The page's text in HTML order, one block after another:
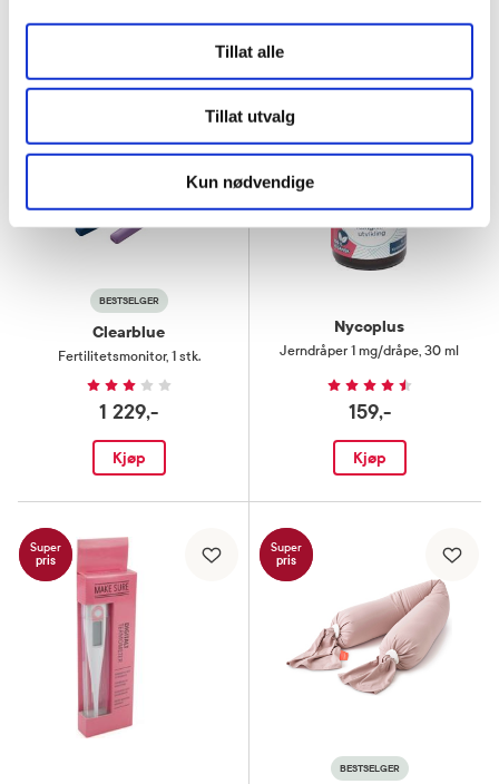
Tillat alle
Tillat utvalg
Kun nødvendige
Super
pris
BESTSELGER
Clearblue
Fertilitetsmonitor, 1 stk.
1 229,-
Kjøp
Nycoplus
Jerndråper 1 mg/dråpe, 30 ml
159,-
Kjøp
Super
pris
Super
pris
BESTSELGER